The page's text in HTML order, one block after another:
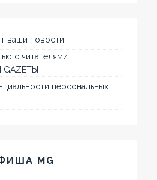
ваши новости
с читателями
персональных
MG